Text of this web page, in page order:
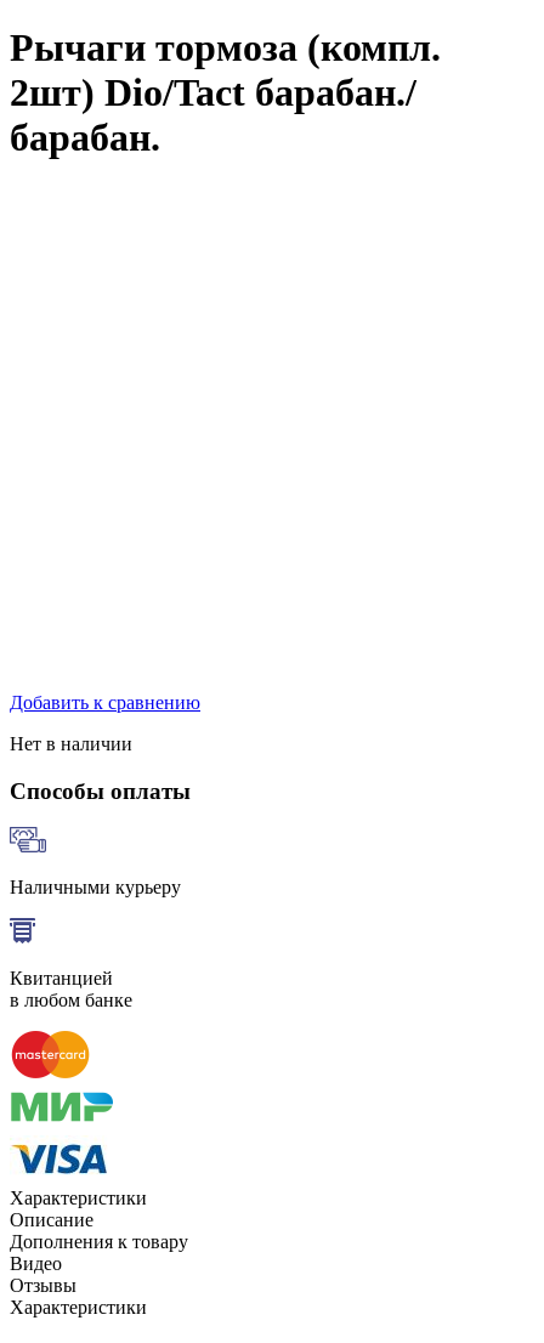
Рычаги тормоза (компл.
2шт) Dio/Tact барабан./
барабан.
Добавить к сравнению
Нет в наличии
Способы оплаты
Наличными курьеру
Квитанцией
в любом банке
Характеристики
Описание
Дополнения к товару
Видео
Отзывы
Характеристики